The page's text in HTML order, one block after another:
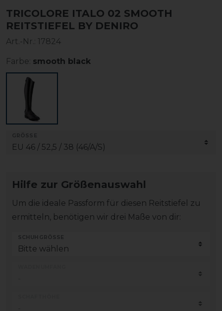
TRICOLORE ITALO 02 SMOOTH
REITSTIEFEL BY DENIRO
Art.-Nr.: 17824
Farbe: smooth black
Hilfe zur Größenauswahl
Um die ideale Passform für diesen Reitstiefel zu
ermitteln, benötigen wir drei Maße von dir:
SCHUHGRÖSSE